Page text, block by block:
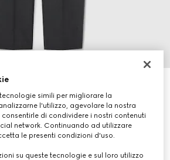
lana con logo
simili per migliorare la
l'utilizzo, agevolare la nostra
di condividere i nostri contenuti
network. Continuando ad utilizzare
le presenti condizioni d'uso.
su queste tecnologie e sul loro utilizzo